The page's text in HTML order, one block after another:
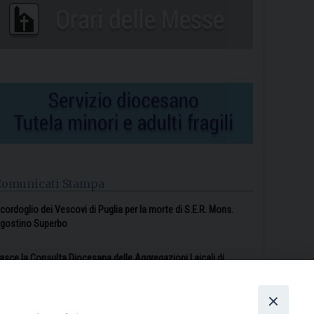
Stampa
Il cordoglio dei Vescovi di Puglia per la morte di S.E.R. Mons.
Superbo
la Consulta Diocesana delle Aggregazioni Laicali di